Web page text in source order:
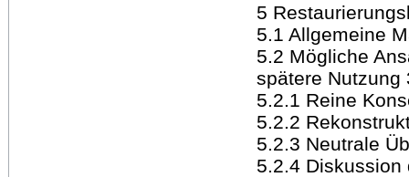
5
5.1 Allgemeine
5.2 Mögliche
spätere Nutzung
5.2.1 Reine
5.2.2
5.2.3 Neutrale
5.2.4